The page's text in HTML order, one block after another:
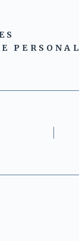
PERSONAL